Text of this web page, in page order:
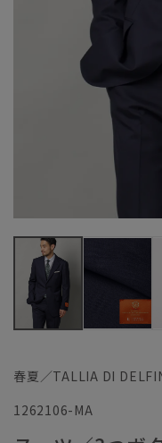
春夏／TALLIA DI
1262106-MA